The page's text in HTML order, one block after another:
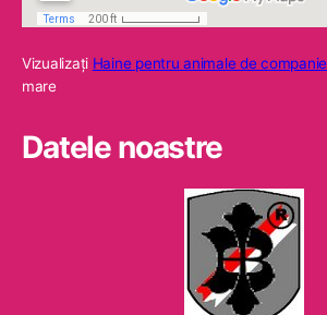
Vizualizaţi Haine pentru animale de companie
mare
Datele noastre